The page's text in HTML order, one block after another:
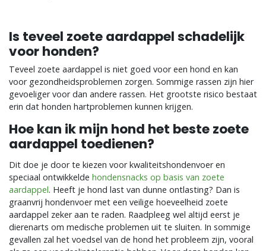
Is teveel zoete aardappel schadelijk
voor honden?
Teveel zoete aardappel is niet goed voor een hond en kan
voor gezondheidsproblemen zorgen. Sommige rassen zijn hier
gevoeliger voor dan andere rassen. Het grootste risico bestaat
erin dat honden hartproblemen kunnen krijgen.
Hoe kan ik mijn hond het beste zoete
aardappel toedienen?
Dit doe je door te kiezen voor kwaliteitshondenvoer en
speciaal ontwikkelde hondensnacks op basis van zoete
aardappel. Heeft je hond last van dunne ontlasting? Dan is
graanvrij hondenvoer met een veilige hoeveelheid zoete
aardappel zeker aan te raden. Raadpleeg wel altijd eerst je
dierenarts om medische problemen uit te sluiten. In sommige
gevallen zal het voedsel van de hond het probleem zijn, vooral